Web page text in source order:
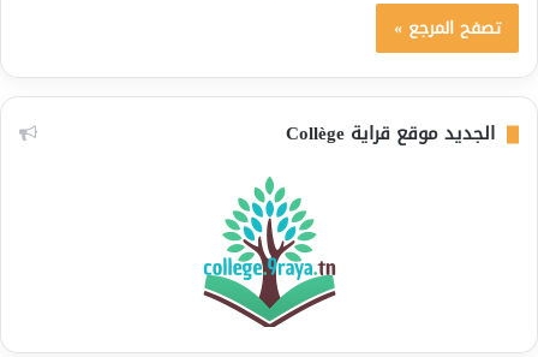
تصفح المرجع »
الجديد موقع قراية Collège